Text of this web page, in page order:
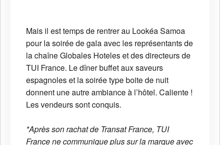
Mais il est temps de rentrer au Lookéa Samoa
pour la soirée de gala avec les représentants de
la chaîne Globales Hoteles et des directeurs de
TUI France. Le dîner buffet aux saveurs
espagnoles et la soirée type boite de nuit
donnent une autre ambiance à l’hôtel. Caliente !
Les vendeurs sont conquis.
*Après son rachat de Transat France, TUI
France ne communique plus sur la marque avec